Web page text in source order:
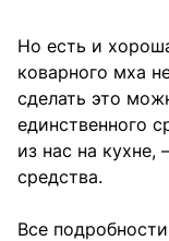
Но есть и
коварного мха
сделать это
единственного
из нас на
средства.
Все